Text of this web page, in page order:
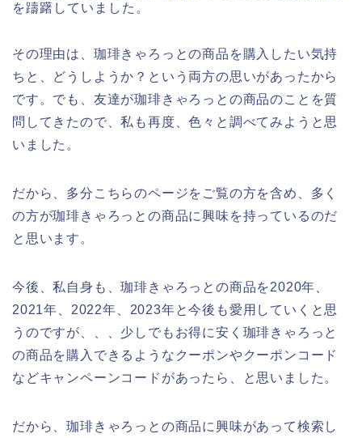
を躊躇していました。
その理由は、珈琲きゃろっとの商品を購入したい気持
ちと、どうしようか？という両方の思いがあったから
です。でも、友達が珈琲きゃろっとの商品のことを質
問してきたので、私も再度、色々と調べてみようと思
いました。
だから、多分こちらのページをご覧の方を含め、多く
の方が珈琲きゃろっとの商品に興味を持っているのだ
と思います。
今後、私自身も、珈琲きゃろっとの商品を2020年、
2021年、2022年、2023年と今後も愛用していくと思
うのですが、、、少しでもお得に安く珈琲きゃろっと
の商品を購入できるようなクーポンやクーポンコード
などキャンペーンコードがあったら、と思いました。
だから、珈琲きゃろっとの商品に興味があって検索し